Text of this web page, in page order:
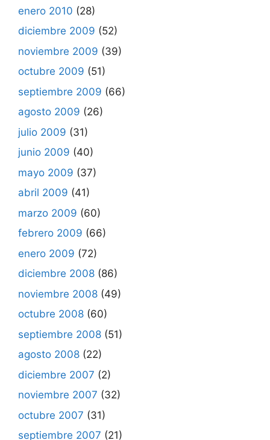
enero 2010 (28)
diciembre 2009 (52)
noviembre 2009 (39)
octubre 2009 (51)
septiembre 2009 (66)
agosto 2009 (26)
julio 2009 (31)
junio 2009 (40)
mayo 2009 (37)
abril 2009 (41)
marzo 2009 (60)
febrero 2009 (66)
enero 2009 (72)
diciembre 2008 (86)
noviembre 2008 (49)
octubre 2008 (60)
septiembre 2008 (51)
agosto 2008 (22)
diciembre 2007 (2)
noviembre 2007 (32)
octubre 2007 (31)
septiembre 2007 (21)